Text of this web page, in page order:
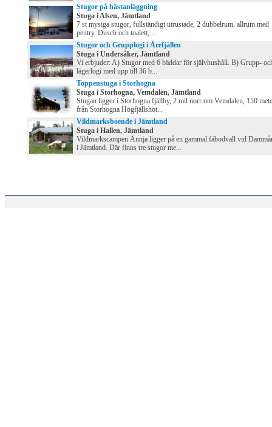
Stugor på hästanläggning
Stuga i Alsen, Jämtland
7 st mysiga stugor, fullständigt utrustade, 2 dubbelrum, allrum med
pentry. Dusch och toalett, ...
Stugor och Grupplogi i Årefjällen
Stuga i Undersåker, Jämtland
Vi erbjuder: A) Stugor med 6 bäddar för självhushåll. B) Grupp-
lägerlogi med upp till 36 b...
Toppenstuga i Storhogna
Stuga i Storhogna, Vemdalen, Jämtland
Stugan ligger i Storhogna fjällby, 2 mil norr om Vemdalen, 150
från Storhogna Högfjällshot...
Vildmarksboende i Jämtland
Stuga i Hallen, Jämtland
Vildmarkscampen Ännja ligger på en gammal fäbodvall vid
i Jämtland. Där finns tre stugor me...